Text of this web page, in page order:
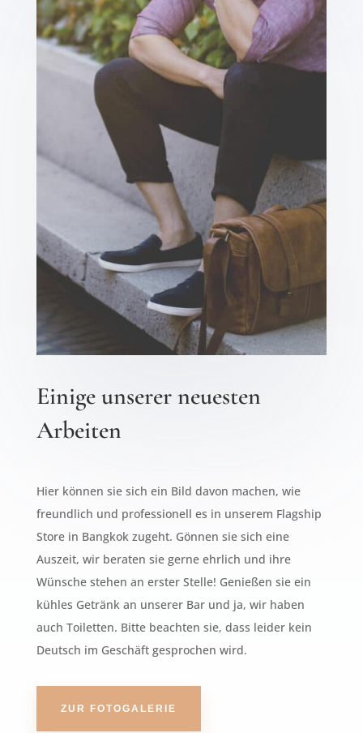
Einige unserer neuesten
Arbeiten
Hier können sie sich ein Bild davon machen, wie
freundlich und professionell es in unserem Flagship
Store in Bangkok zugeht. Gönnen sie sich eine
Auszeit, wir beraten sie gerne ehrlich und ihre
Wünsche stehen an erster Stelle! Genießen sie ein
kühles Getränk an unserer Bar und ja, wir haben
auch Toiletten. Bitte beachten sie, dass leider kein
Deutsch im Geschäft gesprochen wird.
ZUR FOTOGALERIE